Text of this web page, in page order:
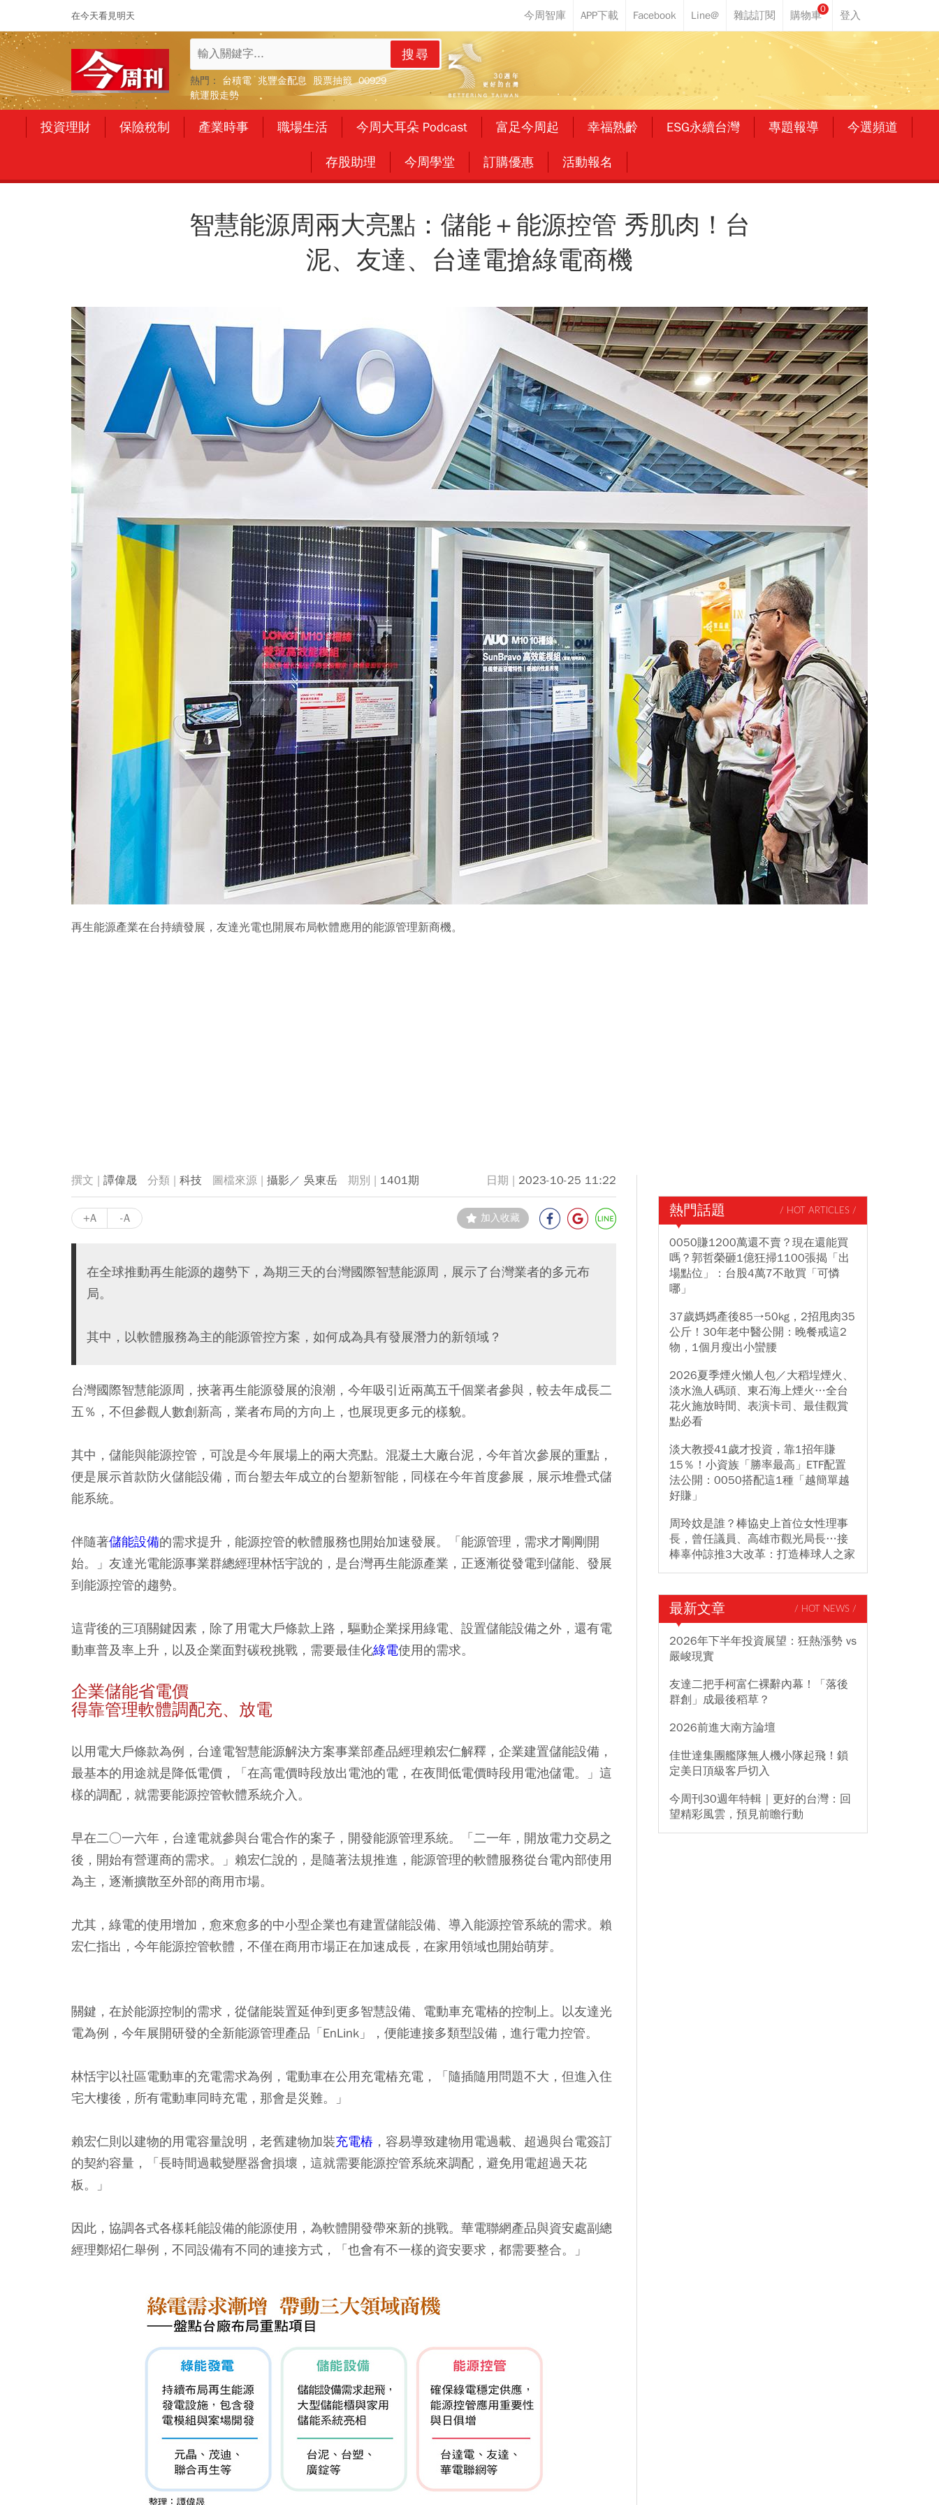
在今天看見明天
0
搜尋
熱門： 台積電 兆豐金配息 股票抽籤 00929
航運股走勢
投資理財 保險稅制 產業時事 職場生活 今周大耳朵 Podcast 富足今周起 幸福熟齡 ESG永續台灣 專題報導 今選頻道
存股助理 今周學堂 訂購優惠 活動報名
智慧能源周兩大亮點：儲能＋能源控管 秀肌肉！台
泥、友達、台達電搶綠電商機
再生能源產業在台持續發展，友達光電也開展布局軟體應用的能源管理新商機。
譚偉晟 科技 攝影／ 吳東岳 1401期 2023-10-25 11:22
+A -A 加入收藏
在全球推動再生能源的趨勢下，為期三天的台灣國際智慧能源周，展示了台灣業者的多元布
局。
其中，以軟體服務為主的能源管控方案，如何成為具有發展潛力的新領域？
台灣國際智慧能源周，挾著再生能源發展的浪潮，今年吸引近兩萬五千個業者參與，較去年成長二
五％，不但參觀人數創新高，業者布局的方向上，也展現更多元的樣貌。
其中，儲能與能源控管，可說是今年展場上的兩大亮點。混凝土大廠台泥，今年首次參展的重點，
便是展示首款防火儲能設備，而台塑去年成立的台塑新智能，同樣在今年首度參展，展示堆疊式儲
能系統。
伴隨著儲能設備的需求提升，能源控管的軟體服務也開始加速發展。「能源管理，需求才剛剛開
始。」友達光電能源事業群總經理林恬宇說的，是台灣再生能源產業，正逐漸從發電到儲能、發展
到能源控管的趨勢。
這背後的三項關鍵因素，除了用電大戶條款上路，驅動企業採用綠電、設置儲能設備之外，還有電
動車普及率上升，以及企業面對碳稅挑戰，需要最佳化綠電使用的需求。
企業儲能省電價
得靠管理軟體調配充、放電
以用電大戶條款為例，台達電智慧能源解決方案事業部產品經理賴宏仁解釋，企業建置儲能設備，
最基本的用途就是降低電價，「在高電價時段放出電池的電，在夜間低電價時段用電池儲電。」這
樣的調配，就需要能源控管軟體系統介入。
早在二○一六年，台達電就參與台電合作的案子，開發能源管理系統。「二一年，開放電力交易之
後，開始有營運商的需求。」賴宏仁說的，是隨著法規推進，能源管理的軟體服務從台電內部使用
為主，逐漸擴散至外部的商用市場。
尤其，綠電的使用增加，愈來愈多的中小型企業也有建置儲能設備、導入能源控管系統的需求。賴
宏仁指出，今年能源控管軟體，不僅在商用市場正在加速成長，在家用領域也開始萌芽。
關鍵，在於能源控制的需求，從儲能裝置延伸到更多智慧設備、電動車充電樁的控制上。以友達光
電為例，今年展開研發的全新能源管理產品「EnLink」，便能連接多類型設備，進行電力控管。
林恬宇以社區電動車的充電需求為例，電動車在公用充電樁充電，「隨插隨用問題不大，但進入住
宅大樓後，所有電動車同時充電，那會是災難。」
賴宏仁則以建物的用電容量說明，老舊建物加裝充電樁 ，容易導致建物用電過載、超過與台電簽訂
的契約容量，「長時間過載變壓器會損壞，這就需要能源控管系統來調配，避免用電超過天花
板。」
因此，協調各式各樣耗能設備的能源使用，為軟體開發帶來新的挑戰。華電聯網產品與資安處副總
經理鄭炤仁舉例，不同設備有不同的連接方式，「也會有不一樣的資安要求，都需要整合。」
熱門話題 / HOT ARTICLES /
0050賺1200萬還不賣？現在還能買
嗎？郭哲榮砸1億狂掃1100張揭「出
場點位」：台股4萬7不敢買「可憐
哪」
37歲媽媽產後85→50kg，2招甩肉35
公斤！30年老中醫公開：晚餐戒這2
物，1個月瘦出小蠻腰
2026夏季煙火懶人包／大稻埕煙火、
淡水漁人碼頭、東石海上煙火…全台
花火施放時間、表演卡司、最佳觀賞
點必看
淡大教授41歲才投資，靠1招年賺
15％！小資族「勝率最高」ETF配置
法公開：0050搭配這1種「越簡單越
好賺」
周玲妏是誰？棒協史上首位女性理事
長，曾任議員、高雄市觀光局長…接
棒辜仲諒推3大改革：打造棒球人之家
最新文章 / HOT NEWS /
2026年下半年投資展望：狂熱漲勢 vs
嚴峻現實
友達二把手柯富仁裸辭內幕！「落後
群創」成最後稻草？
2026前進大南方論壇
佳世達集團艦隊無人機小隊起飛！鎖
定美日頂級客戶切入
今周刊30週年特輯｜更好的台灣：回
望精彩風雲，預見前瞻行動